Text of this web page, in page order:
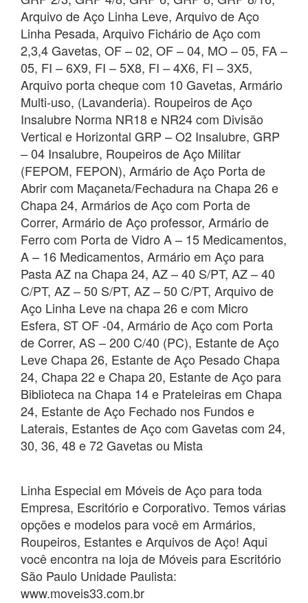
Arquivo de Aço Linha Leve, Arquivo de Aço
Linha Pesada, Arquivo Fichário de Aço com
2,3,4 Gavetas, OF – 02, OF – 04, MO – 05, FA –
05, FI – 6X9, FI – 5X8, FI – 4X6, FI – 3X5,
Arquivo porta cheque com 10 Gavetas, Armário
Multi-uso, (Lavanderia). Roupeiros de Aço
Insalubre Norma NR18 e NR24 com Divisão
Vertical e Horizontal GRP – O2 Insalubre, GRP
– 04 Insalubre, Roupeiros de Aço Militar
(FEPOM, FEPON), Armário de Aço Porta de
Abrir com Maçaneta/Fechadura na Chapa 26 e
Chapa 24, Armários de Aço com Porta de
Correr, Armário de Aço professor, Armário de
Ferro com Porta de Vidro A – 15 Medicamentos,
A – 16 Medicamentos, Armário em Aço para
Pasta AZ na Chapa 24, AZ – 40 S/PT, AZ – 40
C/PT, AZ – 50 S/PT, AZ – 50 C/PT, Arquivo de
Aço Linha Leve na chapa 26 e com Micro
Esfera, ST OF -04, Armário de Aço com Porta
de Correr, AS – 200 C/40 (PC), Estante de Aço
Leve Chapa 26, Estante de Aço Pesado Chapa
24, Chapa 22 e Chapa 20, Estante de Aço para
Biblioteca na Chapa 14 e Prateleiras em Chapa
24, Estante de Aço Fechado nos Fundos e
Laterais, Estantes de Aço com Gavetas com 24,
30, 36, 48 e 72 Gavetas ou Mista
Linha Especial em Móveis de Aço para toda
Empresa, Escritório e Corporativo. Temos várias
opções e modelos para você em Armários,
Roupeiros, Estantes e Arquivos de Aço! Aqui
você encontra na loja de Móveis para Escritório
São Paulo Unidade Paulista:
www.moveis33.com.br